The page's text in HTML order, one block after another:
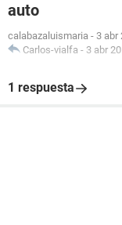
auto
calabazaluismaria - 3 abr
Carlos-vialfa - 3 abr
1 respuesta